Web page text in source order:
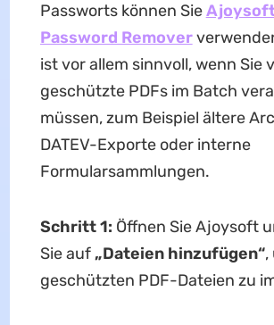
Passworts können Sie
Password Remover
ist vor allem sinnvoll, wenn Sie
geschützte PDFs im Batch
müssen, zum Beispiel ältere
DATEV-Exporte oder interne
Formularsammlungen.
Schritt 1: Öffnen Sie Ajoysoft
Sie auf„Dateien hinzufügen“,
geschützten PDF-Dateien zu